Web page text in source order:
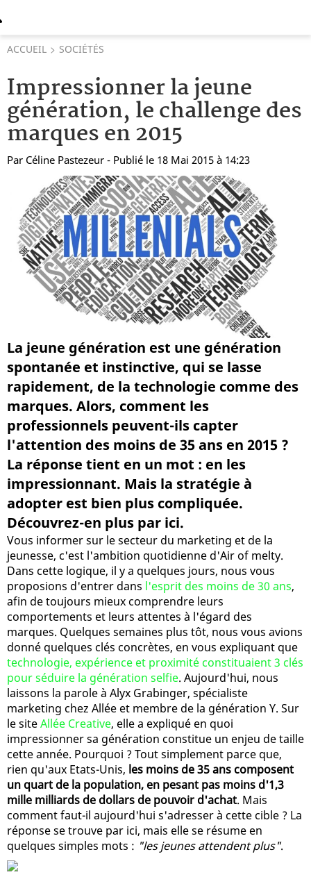
ACCUEIL SOCIÉTÉS
Impressionner la jeune
génération, le challenge des
marques en 2015
Par Céline Pastezeur - Publié le 18 Mai 2015 à 14:23
La jeune génération est une génération
spontanée et instinctive, qui se lasse
rapidement, de la technologie comme des
marques. Alors, comment les
professionnels peuvent-ils capter
l'attention des moins de 35 ans en 2015 ?
La réponse tient en un mot : en les
impressionnant. Mais la stratégie à
adopter est bien plus compliquée.
Découvrez-en plus par ici.
Vous informer sur le secteur du marketing et de la
jeunesse, c'est l'ambition quotidienne d'Air of melty.
Dans cette logique, il y a quelques jours, nous vous
proposions d'entrer dans l'esprit des moins de 30 ans,
afin de toujours mieux comprendre leurs
comportements et leurs attentes à l'égard des
marques. Quelques semaines plus tôt, nous vous avions
donné quelques clés concrètes, en vous expliquant que
technologie, expérience et proximité constituaient 3 clés
pour séduire la génération selfie. Aujourd'hui, nous
laissons la parole à Alyx Grabinger, spécialiste
marketing chez Allée et membre de la génération Y. Sur
le siteAllée Creative, elle a expliqué en quoi
impressionner sa génération constitue un enjeu de taille
cette année. Pourquoi ? Tout simplement parce que,
rien qu'aux Etats-Unis, les moins de 35 ans composent
un quart de la population, en pesant pas moins d'1,3
mille milliards de dollars de pouvoir d'achat. Mais
comment faut-il aujourd'hui s'adresser à cette cible ? La
réponse se trouve par ici, mais elle se résume en
quelques simples mots : "les jeunes attendent plus".